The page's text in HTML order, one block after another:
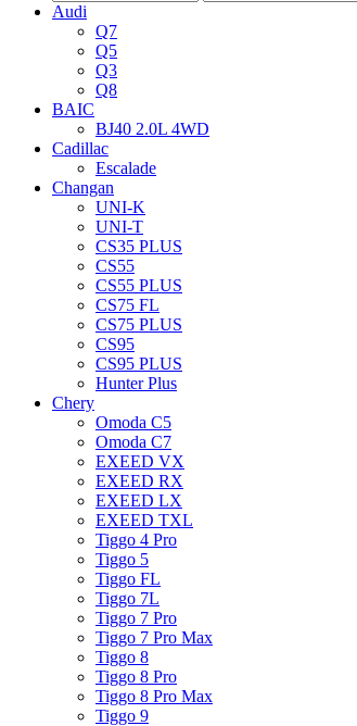
Audi
Q7
Q5
Q3
Q8
BAIC
BJ40 2.0L 4WD
Cadillac
Escalade
Changan
UNI-K
UNI-T
CS35 PLUS
CS55
CS55 PLUS
CS75 FL
CS75 PLUS
CS95
CS95 PLUS
Hunter Plus
Chery
Omoda C5
Omoda C7
EXEED VX
EXEED RX
EXEED LX
EXEED TXL
Tiggo 4 Pro
Tiggo 5
Tiggo FL
Tiggo 7L
Tiggo 7 Pro
Tiggo 7 Pro Max
Tiggo 8
Tiggo 8 Pro
Tiggo 8 Pro Max
Tiggo 9